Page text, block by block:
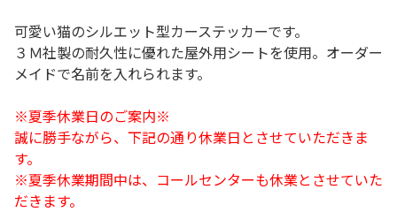
可愛い猫のシルエット型カーステッカーです。
３Ｍ社製の耐久性に優れた屋外用シートを使用。オーダー
メイドで名前を入れられます。
※夏季休業日のご案内※
誠に勝手ながら、下記の通り休業日とさせていただきま
す。
※夏季休業期間中は、コールセンターも休業とさせていた
だきます。